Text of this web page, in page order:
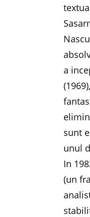
a
sunt
unul
In
(un